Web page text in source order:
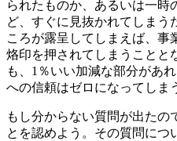
られたものか、あるいは一時
ど、すぐに見抜かれてしまう
ころが露呈してしまえば、事
烙印を押されてしまうことと
も、1％いい加減な部分があ
への信頼はゼロになってしま
もし分からない質問が出たの
とを認めよう。その質問につ